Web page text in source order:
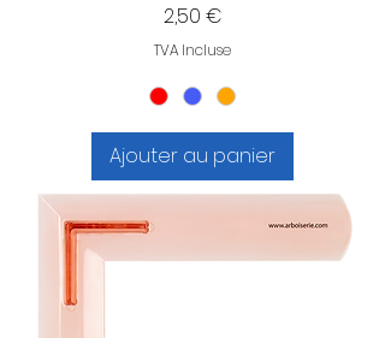
Prix
2,50 €
TVA Incluse
Ajouter au panier